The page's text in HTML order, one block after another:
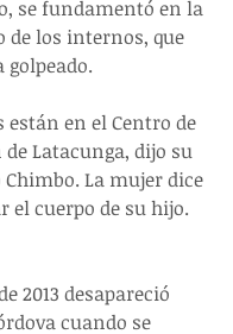
se fundamentó en la
de los internos, que
golpeado.
están en el Centro de
Latacunga, dijo su
Chimbo. La mujer dice
el cuerpo de su hijo.
2013 desapareció
cuando se